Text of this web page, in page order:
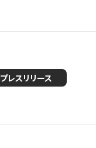
プレスリリース